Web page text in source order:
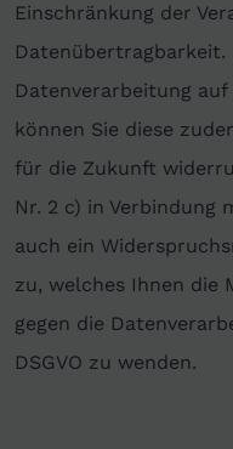
Einschränkung der
Datenübertragbarkeit.
Datenverarbeitung
können Sie diese
für die Zukunft
Nr. 2 c) in Verbindung
auch ein
zu, welches Ihnen die
gegen die
DSGVO zu wenden.